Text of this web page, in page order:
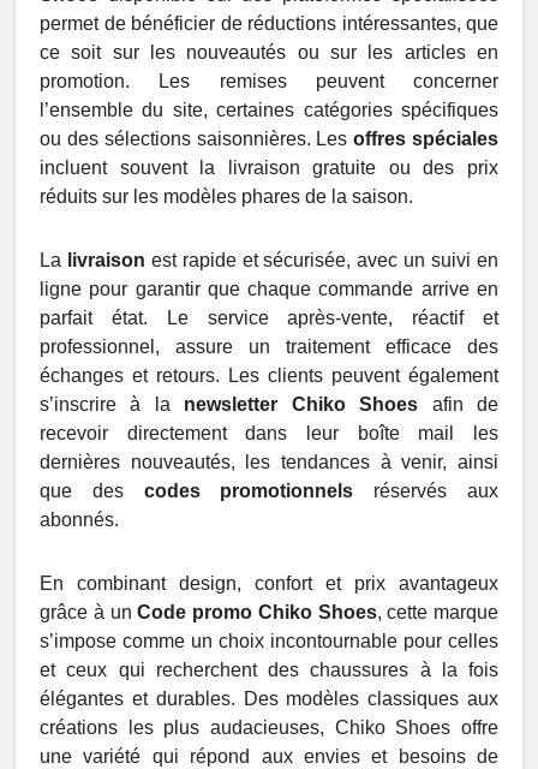
permet de bénéficier de réductions intéressantes, que
ce soit sur les nouveautés ou sur les articles en
promotion. Les remises peuvent concerner
l’ensemble du site, certaines catégories spécifiques
ou des sélections saisonnières. Lesoffres spéciales
incluent souvent la livraison gratuite ou des prix
réduits sur les modèles phares de la saison.
La livraison est rapide et sécurisée, avec un suivi en
ligne pour garantir que chaque commande arrive en
parfait état. Le service après-vente, réactif et
professionnel, assure un traitement efficace des
échanges et retours. Les clients peuvent également
s’inscrire à la newsletter Chiko Shoes afin de
recevoir directement dans leur boîte mail les
dernières nouveautés, les tendances à venir, ainsi
que des codes promotionnels réservés aux
abonnés.
En combinant design, confort et prix avantageux
grâce à unCode promo Chiko Shoes, cette marque
s’impose comme un choix incontournable pour celles
et ceux qui recherchent des chaussures à la fois
élégantes et durables. Des modèles classiques aux
créations les plus audacieuses, Chiko Shoes offre
une variété qui répond aux envies et besoins de